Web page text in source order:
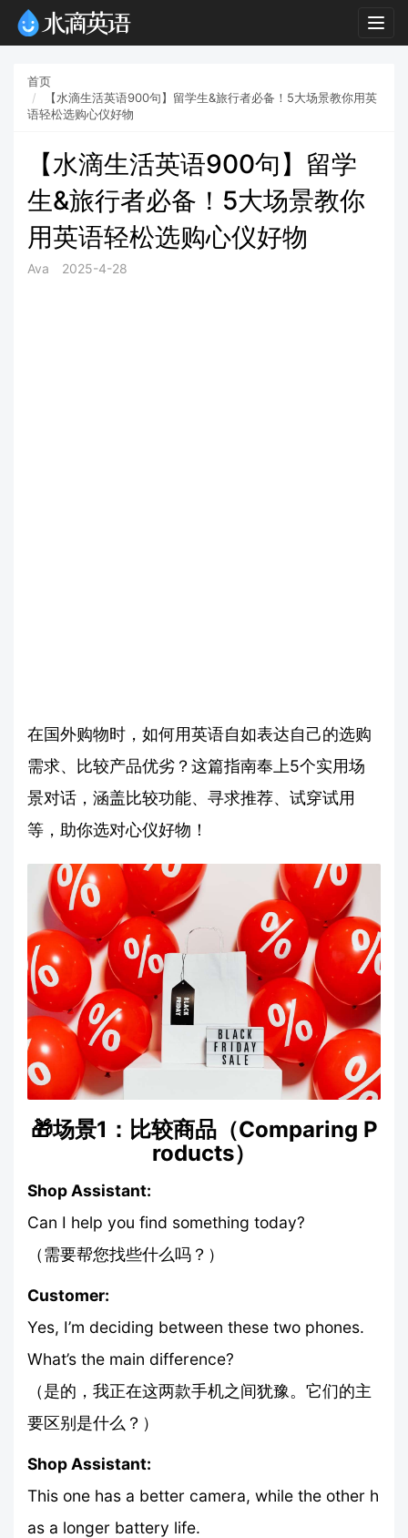
首页
【水滴生活英语900句】留学生&旅行者必备！5大场景教你用英
语轻松选购心仪好物
【水滴生活英语900句】留学
生&旅行者必备！5大场景教你
用英语轻松选购心仪好物
Ava 2025-4-28
在国外购物时，如何用英语自如表达自己的选购
需求、比较产品优劣？这篇指南奉上5个实用场
景对话，涵盖比较功能、寻求推荐、试穿试用
等，助你选对心仪好物！
🎁场景1：比较商品（Comparing P
roducts）
Shop Assistant:
Can I help you find something today?
（需要帮您找些什么吗？）
Customer:
Yes, I’m deciding between these two phones.
What’s the main difference?
（是的，我正在这两款手机之间犹豫。它们的主
要区别是什么？）
Shop Assistant:
This one has a better camera, while the other h
as a longer battery life.